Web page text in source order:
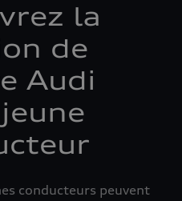
la
de
Audi
conducteurs peuvent